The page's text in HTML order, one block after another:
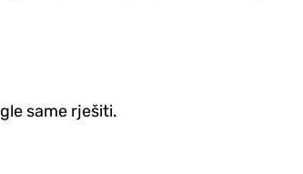
same rješiti.